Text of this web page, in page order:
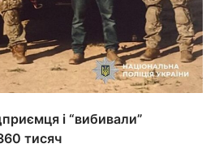
і “вибивали”
тисяч